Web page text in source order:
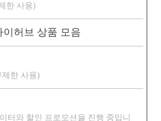
한 사용)
허브 상품 모음
제한 사용)
터와 할인 프로모션을 진행 중입니